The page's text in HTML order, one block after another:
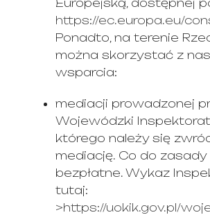
Europejską, dostępnej
https://ec.europa.eu/
Ponadto, na terenie
można skorzystać z
wsparcia:
mediacji prowadzonej
Wojewódzki
którego należy się
mediację. Co do
bezpłatne. Wykaz
tutaj:
>https://uokik.gov.pl/